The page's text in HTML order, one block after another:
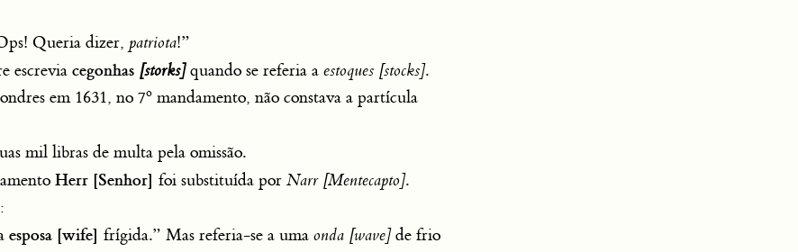
Queria dizer, patriota!”
escrevia cegonhas [storks]quando se referia a estoques [stocks].
em 1631, no 7º mandamento, não constava a partícula
mil libras de multa pela omissão.
Herr [Senhor] foi substituída por Narr [Mentecapto].
esposa [wife] frígida.” Mas referia-se a uma onda [wave]de frio